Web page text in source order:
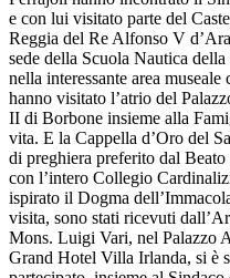
e con lui visitato parte del
Reggia del Re Alfonso V
sede della Scuola Nautica
nella interessante area
hanno visitato l’atrio del
II di Borbone insieme alla
vita. E la Cappella d’Oro del
di preghiera preferito dal
con l’intero Collegio
ispirato il Dogma
visita, sono stati ricevuti
Mons. Luigi Vari, nel Palazzo
Grand Hotel Villa Irlanda, si è